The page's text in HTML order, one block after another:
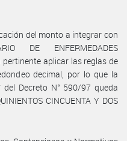
del monto a integrar con
DE ENFERMEDADES
pertinente aplicar las reglas de
decimal, por lo que la
Decreto N° 590/97 queda
CINCUENTA Y DOS